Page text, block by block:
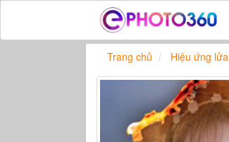
Trang chủ Hiệu ứng lửa